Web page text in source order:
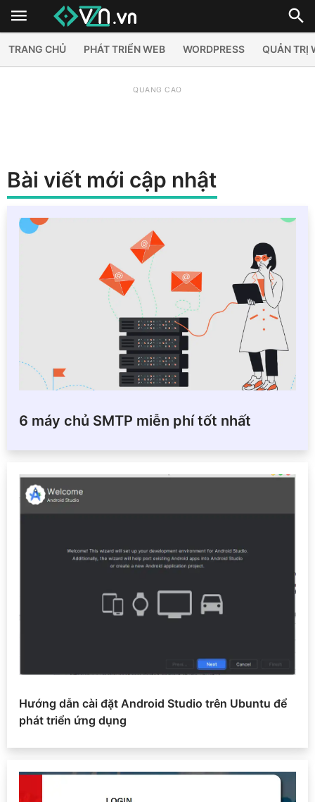
TRANG CHỦ PHÁT TRIỂN WEB WORDPRESS QUẢN TRỊ
QUẢNG CÁO
Bài viết mới cập nhật
6 máy chủ SMTP miễn phí tốt nhất
Hướng dẫn cài đặt Android Studio trên Ubuntu để
phát triển ứng dụng